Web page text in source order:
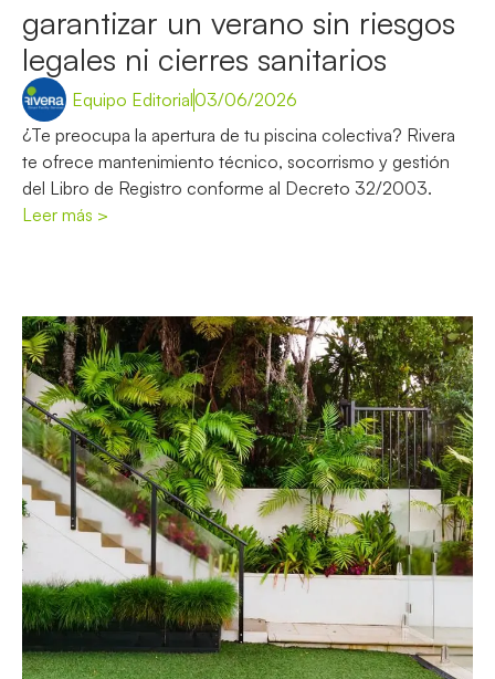
garantizar un verano sin riesgos
legales ni cierres sanitarios
Equipo Editorial03/06/2026
¿Te preocupa la apertura de tu piscina colectiva? Rivera
te ofrece mantenimiento técnico, socorrismo y gestión
del Libro de Registro conforme al Decreto 32/2003.
Leer más >